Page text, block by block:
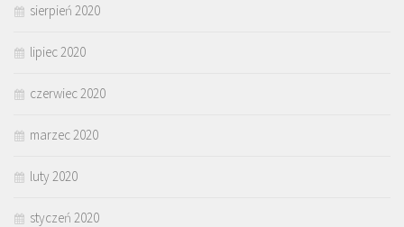
sierpień 2020
lipiec 2020
czerwiec 2020
marzec 2020
luty 2020
styczeń 2020